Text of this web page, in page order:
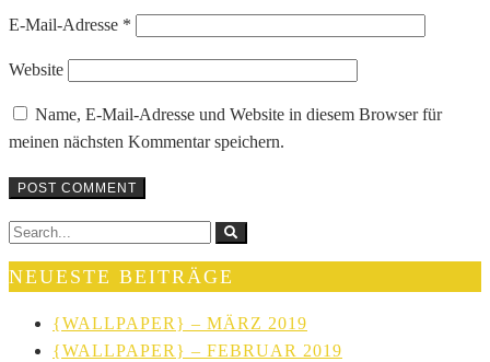
E-Mail-Adresse *
Website
Name, E-Mail-Adresse und Website in diesem Browser für
meinen nächsten Kommentar speichern.
NEUESTE BEITRÄGE
{WALLPAPER} – MÄRZ 2019
{WALLPAPER} – FEBRUAR 2019